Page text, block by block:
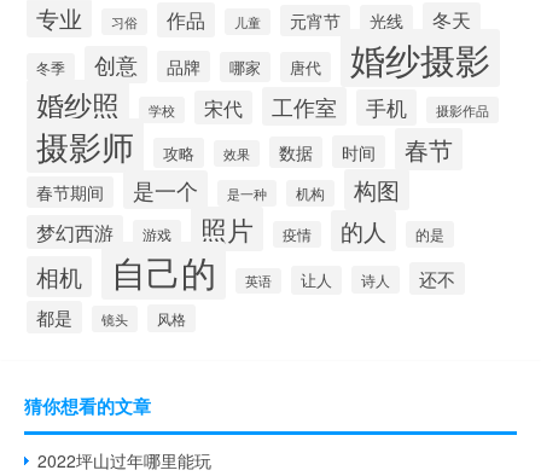
专业 习俗 作品 儿童 元宵节 光线 冬天
冬季 创意 品牌 哪家 唐代 婚纱摄影
婚纱照 学校 宋代 工作室 手机 摄影作品
摄影师 攻略 效果 数据 时间 春节
春节期间 是一个 是一种 机构 构图
梦幻西游 游戏 照片 疫情 的人 的是
相机 自己的 英语 让人 诗人
还不
都是
镜头 风格
猜你想看的文章
2022坪山过年哪里能玩